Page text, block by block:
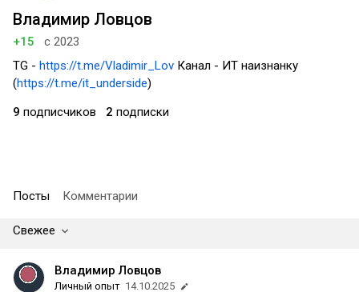
Владимир Ловцов
+15
с 2023
TG - https://t.me/Vladimir_Lov Канал - ИТ наизнанку
(https://t.me/it_underside)
9 подписчиков 2 подписки
Посты Комментарии
Свежее
Владимир Ловцов
Личный опыт 14.10.2025